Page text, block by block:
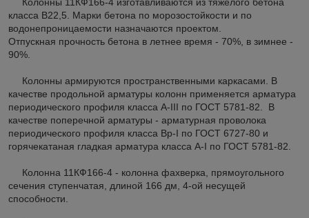
класса В22,5. Марки бетона по морозостойкости и по
водонепроницаемости назначаются проектом.
Отпускная прочность бетона в летнее время - 70%, в зимнее -
90%.
Колонны армируются пространственными каркасами. В
качестве продольной арматуры колонн применяется арматура
периодического профиля класса A-III по ГОСТ 5781-82. В
качестве поперечной арматуры - арматурная проволока
периодического профиля класса Вр-I по ГОСТ 6727-80 и
горячекатаная гладкая арматура класса A-I по ГОСТ 5781-82.
Колонна 11КФ166-4 - колонна фахверка, прямоугольного
сечения ступенчатая, длиной 166 дм, 4-ой несущей
способности.